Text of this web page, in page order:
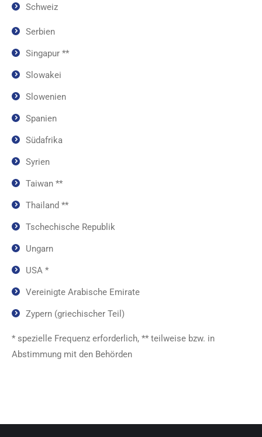
Schweiz
Serbien
Singapur **
Slowakei
Slowenien
Spanien
Südafrika
Syrien
Taiwan **
Thailand **
Tschechische Republik
Ungarn
USA *
Vereinigte Arabische Emirate
Zypern (griechischer Teil)
* spezielle Frequenz erforderlich, ** teilweise bzw. in
Abstimmung mit den Behörden